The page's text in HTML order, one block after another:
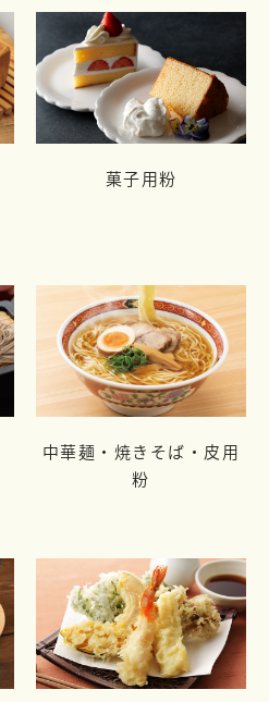
菓子用粉
中華麺・焼きそば・皮用
粉